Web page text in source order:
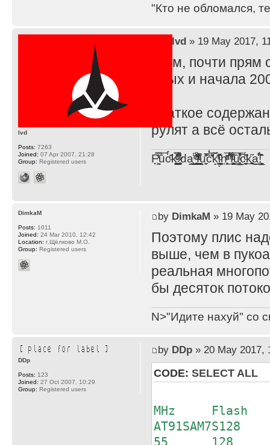
"Кто не обломался,
lvd» 19 May 2017,
Ммм, почти прям
90ых и начала
Краткое
рулят а всё
F̞͖̭̿̔ͯu̐̅cͬ̑ͩk̨̤̳͇̮̭̪̠̽̿̓̆ͭͩ ̷̩̰͎̩͓̘̾̀ͬ̊ͭ͛ͅda̝̺͙̬͎̝̾͟ ̰̜̝̯͉̯̖̓̎́ͨ̽ͫ͟f̟͇̭̀ͬͨͭ̐̚u̹̼̹̗̞͑̔͂͐̚cͭ̅̊̆̒̆ǩ̝̩̯́ͥ̔̍̑ḭ͓͍̳̬ͦ̽͂n͍͎͈̈̅ͩͬ ̊ͫ̂̾̑̈́f̲͚͉͓͗̋́ͧͦ̅ȗ͇̲̻͈̲̅̎͗͒ͭ͡c̬̟̠̹̯̈́ͩ͘ͅk̫̠̻̋͜a̲͒̾̇!͙͕̺͉̗̩̲̂̏̄̀
lvd
Posts: 7263
Joined: 07 Apr 2007, 21:28
Group: Registered users
by DimkaM » 19 May
Поэтому плис
выше, чем в
реальная
бы десяток
N>"Идите нахуй" со
DimkaM
Posts: 1011
Joined: 24 Mar 2010, 12:42
Location: г.Щёлково М.О.
Group: Registered users
by DDp» 20 May 2017,
CODE: SELECT ALL
MHz Flash
DDp
Posts: 123
Joined: 27 Oct 2007, 10:29
Group: Registered users